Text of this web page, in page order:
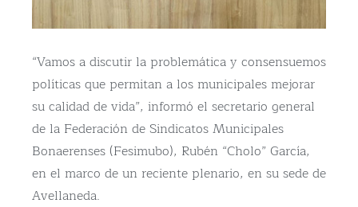
“Vamos a discutir la problemática y consensuemos
políticas que permitan a los municipales mejorar
su calidad de vida”, informó el secretario general
de la Federación de Sindicatos Municipales
Bonaerenses (Fesimubo), Rubén “Cholo” García,
en el marco de un reciente plenario, en su sede de
Avellaneda.